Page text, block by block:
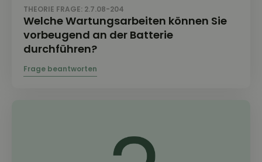
THEORIE FRAGE: 2.7.08-204
Welche Wartungsarbeiten können Sie
vorbeugend an der Batterie
durchführen?